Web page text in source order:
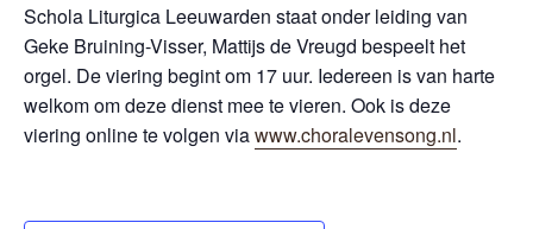
Schola Liturgica Leeuwarden staat onder leiding van
Geke Bruining-Visser, Mattijs de Vreugd bespeelt het
orgel. De viering begint om 17 uur. Iedereen is van harte
welkom om deze dienst mee te vieren. Ook is deze
viering online te volgen viawww.choralevensong.nl.